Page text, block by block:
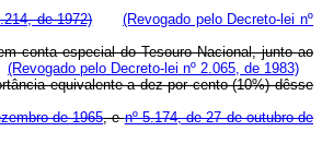
de 1972)
(Revogado pelo Decreto-lei nº
conta especial do Tesouro Nacional, junto ao
(Revogado pelo Decreto-lei nº 2.065, de 1983)
equivalente a dez por cento (10%) dêsse
de 1965, enº 5.174, de 27 de outubro de